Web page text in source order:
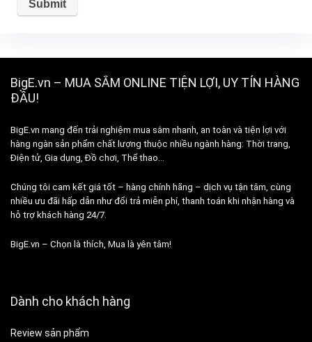
BigE.vn – MUA SẮM ONLINE TIỆN LỢI, UY TÍN HÀNG
ĐẦU!
BigE.vn mang đến trải nghiệm mua sắm nhanh, an toàn và tiện lợi với
hàng ngàn sản phẩm chất lượng thuộc nhiều ngành hàng: Thời trang,
Điện tử, Gia dụng, Đồ chơi, Thể thao…
Chúng tôi cam kết giá tốt – hàng chính hãng – dịch vụ tận tâm, cùng
nhiều ưu đãi hấp dẫn như đổi trả miễn phí, thanh toán khi nhận hàng và
hỗ trợ khách hàng 24/7.
BigE.vn – Chọn là thích, Mua là yên tâm!
Dành cho khách hàng
Review sản phẩm